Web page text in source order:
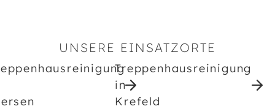
UNSERE EINSATZORTE
Treppenhausreinigung
in
Krefeld